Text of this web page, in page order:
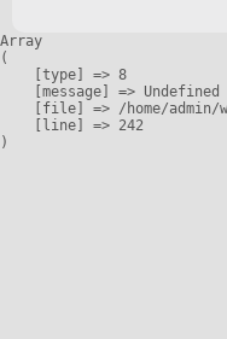
Array
(
    [type] => 8
[message] => Undefined
[file] => /home/
    [line] => 242